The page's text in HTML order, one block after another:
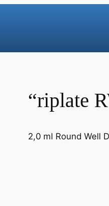
“riplate
2,0 ml Round Well